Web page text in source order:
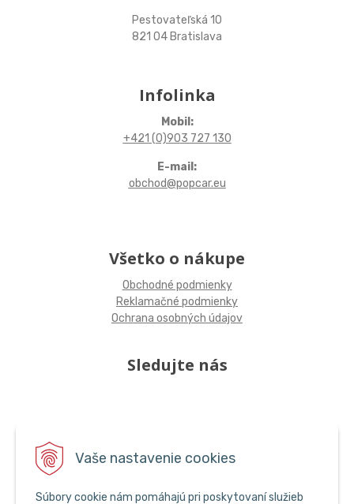
Vaše nastavenie cookies
Súbory cookie nám pomáhajú pri poskytovaní služieb
Pestovateľská 10
821 04 Bratislava
Infolinka
Mobil:
+421 (0)903 727 130
E-mail:
obchod@popcar.eu
Všetko o nákupe
Obchodné podmienky
Reklamačné podmienky
Ochrana osobných údajov
Sledujte nás